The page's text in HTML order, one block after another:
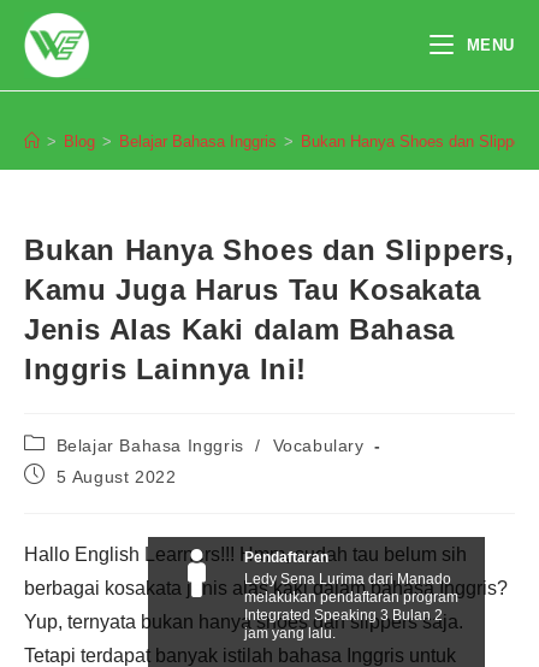
content
MENU
> Blog > Belajar Bahasa Inggris > Bukan Hanya Shoes dan
Bukan Hanya Shoes dan Slippers,
Kamu Juga Harus Tau Kosakata
Jenis Alas Kaki dalam Bahasa
Inggris Lainnya Ini!
Post
category:
Belajar Bahasa Inggris /
Vocabulary
Post5 August 2022
Hallo English Learners!!! Hmm, sudah tau belum sih
berbagai kosakata jenis alas kaki dalam bahasa Inggris?
Yup, ternyata bukan hanya shoes dan slippers saja.
Tetapi terdapat banyak istilah bahasa Inggris untuk
Pendaftaran
Ledy Sena Lurima dari Manado
melakukan pendaftaran program
Integrated Speaking 3 Bulan 2
jam yang lalu.